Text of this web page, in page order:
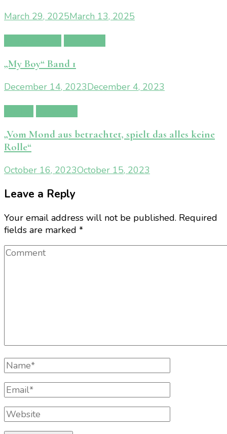
March 29, 2025March 13, 2025
„My Boy“ Band 1
December 14, 2023December 4, 2023
„Vom Mond aus betrachtet, spielt das alles keine
Rolle“
October 16, 2023October 15, 2023
Leave a Reply
Your email address will not be published. Required
fields are marked *
Comment
Full
Name
Email
Website